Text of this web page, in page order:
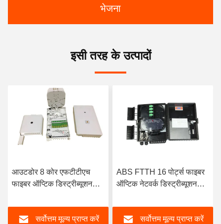
भेजना
इसी तरह के उत्पादों
आउटडोर 8 कोर एफटीटीएच
फाइबर ऑप्टिक डिस्ट्रीब्यूशन
व्हाइट कलर
सर्वोत्तम मूल्य प्राप्त करें
ABS FTTH 16 पोर्ट्स फाइबर
ऑप्टिक नेटवर्क डिस्ट्रीब्यूशन
आउटडोर
सर्वोत्तम मूल्य प्राप्त करें